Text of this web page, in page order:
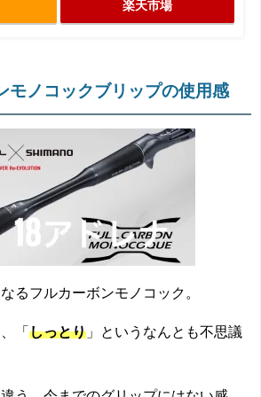
楽天市場
モノコックブリップの使用感
るフルカーボンモノコック。
「 しっとり 」というなんとも不思議